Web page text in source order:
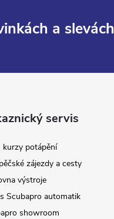
a slevách
servis
kurzy potápění
zájezdy a cesty
výstroje
Scubapro automatik
showroom